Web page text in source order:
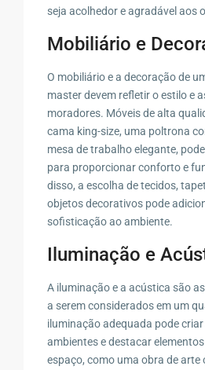
seja acolhedor e agradável aos
Mobiliário e
O mobiliário e a decoração de
master devem refletir o estilo e
moradores. Móveis de alta
cama king-size, uma poltrona
mesa de trabalho elegante,
para proporcionar conforto e
disso, a escolha de tecidos,
objetos decorativos pode
sofisticação ao ambiente.
Iluminação e
A iluminação e a acústica são
a serem considerados em um
iluminação adequada pode
ambientes e destacar
espaço, como uma obra de arte